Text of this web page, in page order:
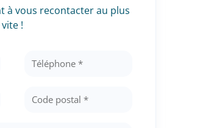
à vous recontacter au plus
vite !